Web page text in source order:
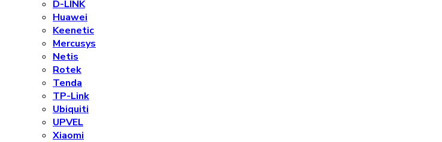
D-LINK
Huawei
Keenetic
Mercusys
Netis
Rotek
Tenda
TP-Link
Ubiquiti
UPVEL
Xiaomi